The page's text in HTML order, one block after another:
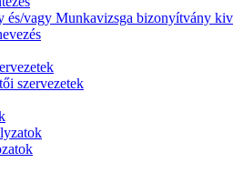
vagy Munkavizsga bizonyítvány
szervezetek